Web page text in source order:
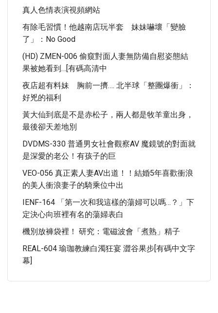
真人色情表演視頻網站
有除毛習慣！他越南店玩半套 妹妹嚇壞「變臉
了」：no Good
(HD) ZMEN-006 偷窺對面人妻無防備自慰姿態結
果被她看到…[有碼高清中
夜店超有料妹 胸前一擠…. 北半球「整團爆衝」：
好兇的福利
黃大仙到底是不是赤松子，兩人都是牧羊童出身，
最後卻天差地別
DVDMS-330 普通男女社會觀察AV 魔鏡號的對面就
是深愛的老公！有孩子的巨
VEO-056 真正素人妻AV出道！！結婚5年喜歡衝浪
的美人衝浪妻子的騎乘位中出
IENF-164 「第一次和我這樣的蕩婦可以嗎…？」下
定決心向班裡有名的蕩婦表白
機別放褲袋裡！ 研究：電磁波會「煮熟」精子
REAL-604 瑜珈教練白濁狂宴 澀谷果步[有碼中文字
幕]